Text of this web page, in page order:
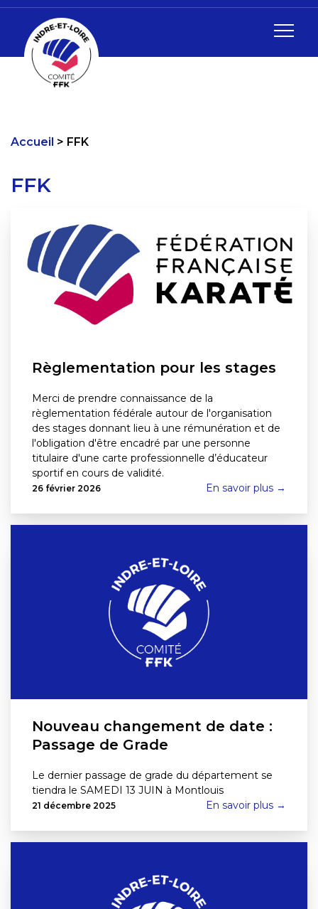
Accueil FFK
FFK
Règlementation pour les stages
Merci de prendre connaissance de la
règlementation fédérale autour de l'organisation
des stages donnant lieu à une rémunération et de
l'obligation d'être encadré par une personne
titulaire d'une carte professionnelle d’éducateur
sportif en cours de validité.
26 février 2026 En savoir plus →
Nouveau changement de date :
Passage de Grade
Le dernier passage de grade du département se
tiendra le SAMEDI 13 JUIN à Montlouis
21 décembre 2025 En savoir plus →